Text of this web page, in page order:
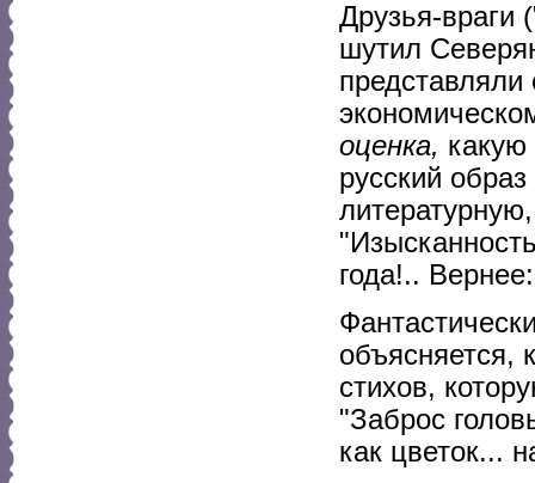
Друзья-враги
шутил
оценка,
русский
года!..
объясняется,
стихов,
"Заброс
как цветок...